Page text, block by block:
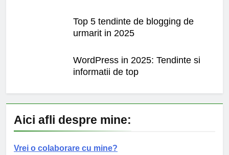
Top 5 tendinte de blogging de
urmarit in 2025
WordPress in 2025: Tendinte si
informatii de top
Aici afli despre mine:
Vrei o colaborare cu mine?